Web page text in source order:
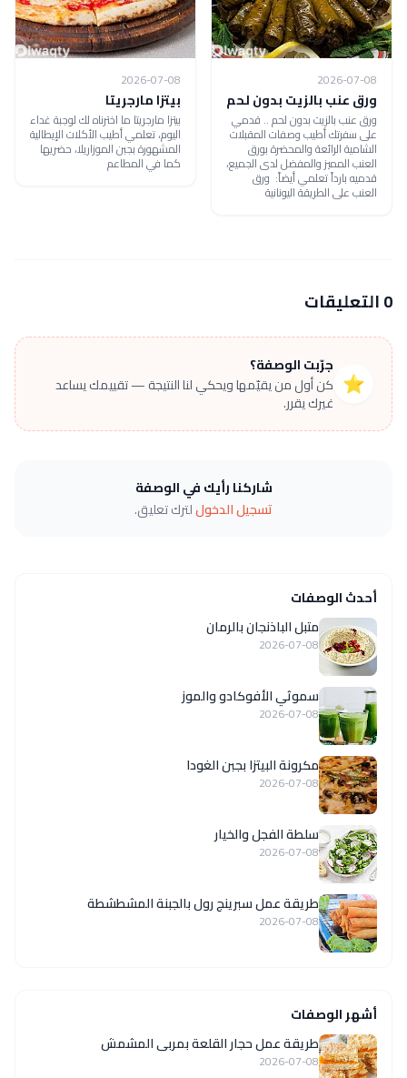
2026-07-08
ورق عنب بالزيت بدون لحم
ورق عنب بالزيت بدون لحم .. قدمي
على سفرتك أطيب وصفات المقبلات
الشامية الرائعة والمحضرة بورق
العنب المميز والمفضل لدى الجميع،
قدميه بارداً تعلمي أيضاً: ورق
العنب على الطريقة اليونانية
2026-07-08
بيتزا مارجريتا
بيتزا مارجريتا ما اخترناه لك لوجبة غداء
اليوم، تعلمي أطيب الأكلات الإيطالية
المشهورة بجبن الموزاريلا، حضريها
كما في المطاعم
0 التعليقات
⭐
جرّبت الوصفة؟
كن أول من يقيّمها ويحكي لنا النتيجة — تقييمك يساعد
غيرك يقرر.
شاركنا رأيك في الوصفة
تسجيل الدخوللترك تعليق.
أحدث الوصفات
متبل الباذنجان بالرمان
2026-07-08
سموثي الأفوكادو والموز
2026-07-08
مكرونة البيتزا بجبن الغودا
2026-07-08
سلطة الفجل والخيار
2026-07-08
طريقة عمل سبرينج رول بالجبنة المشطشطة
2026-07-08
أشهر الوصفات
طريقة عمل حجار القلعة بمربى المشمش
2026-07-08